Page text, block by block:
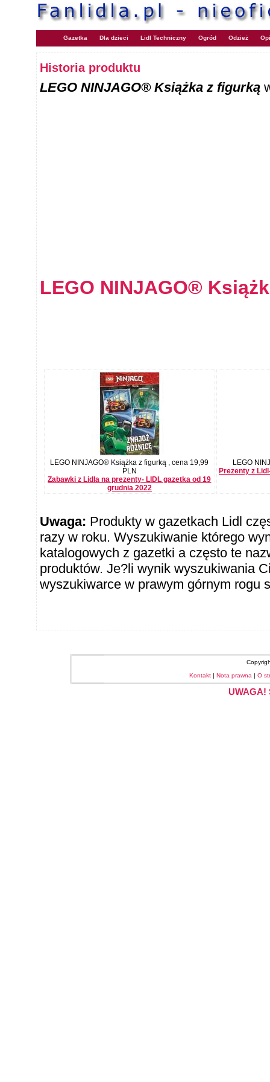
Gazetka Dla dzieci Lidl Techniczny Ogród Odzież
Historia produktu
LEGO NINJAGO® Książka z figurką
LEGO NINJAGO®
LEGO NINJAGO® Książka z figurką , cena 19,99
PLN
Zabawki z Lidla na prezenty- LIDL gazetka od 19
grudnia 2022
LEGO
Prezenty z
Uwaga: Produkty w gazetkach Lidl
razy w roku. Wyszukiwanie którego
katalogowych z gazetki a często te
produktów. Je?li wynik wyszukiwania
wyszukiwarce w prawym górnym rogu
Kontakt | Nota prawna | O
UWAGA!